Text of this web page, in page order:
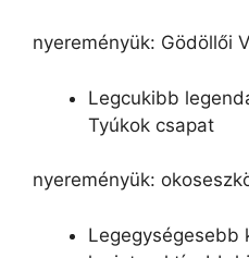
nyereményük: Gödöllői
Legcukibb
Tyúkok csapat
nyereményük:
Legegységesebb